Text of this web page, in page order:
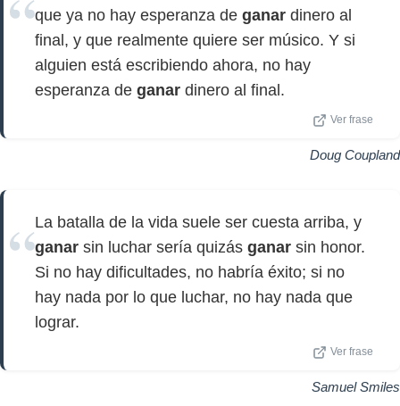
que ya no hay esperanza de ganar dinero al
final, y que realmente quiere ser músico. Y si
alguien está escribiendo ahora, no hay
esperanza de ganar dinero al final.
Ver frase
Doug Coupland
La batalla de la vida suele ser cuesta arriba, y
ganar sin luchar sería quizás ganar sin honor.
Si no hay dificultades, no habría éxito; si no
hay nada por lo que luchar, no hay nada que
lograr.
Ver frase
Samuel Smiles